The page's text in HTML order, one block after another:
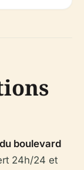
boulevard
24h/24 et